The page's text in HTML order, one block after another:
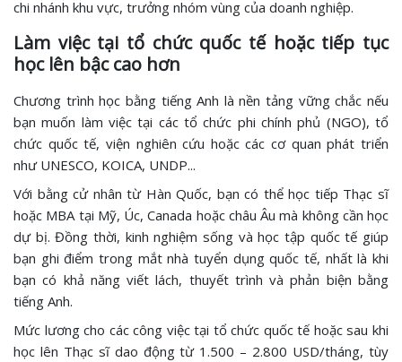
chi nhánh khu vực, trưởng nhóm vùng của doanh nghiệp.
Làm việc tại tổ chức quốc tế hoặc tiếp tục
học lên bậc cao hơn
Chương trình học bằng tiếng Anh là nền tảng vững chắc nếu
bạn muốn làm việc tại các tổ chức phi chính phủ (NGO), tổ
chức quốc tế, viện nghiên cứu hoặc các cơ quan phát triển
như UNESCO, KOICA, UNDP...
Với bằng cử nhân từ Hàn Quốc, bạn có thể học tiếp Thạc sĩ
hoặc MBA tại Mỹ, Úc, Canada hoặc châu Âu mà không cần học
dự bị. Đồng thời, kinh nghiệm sống và học tập quốc tế giúp
bạn ghi điểm trong mắt nhà tuyển dụng quốc tế, nhất là khi
bạn có khả năng viết lách, thuyết trình và phản biện bằng
tiếng Anh.
Mức lương cho các công việc tại tổ chức quốc tế hoặc sau khi
học lên Thạc sĩ dao động từ 1.500 – 2.800 USD/tháng, tùy